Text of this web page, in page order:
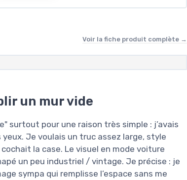
Voir la fiche produit complète →
un mur vide
surtout pour une raison très simple : j’avais
Je voulais un truc assez large, style
la case. Le visuel en mode voiture
un peu industriel / vintage. Je précise : je
sympa qui remplisse l’espace sans me